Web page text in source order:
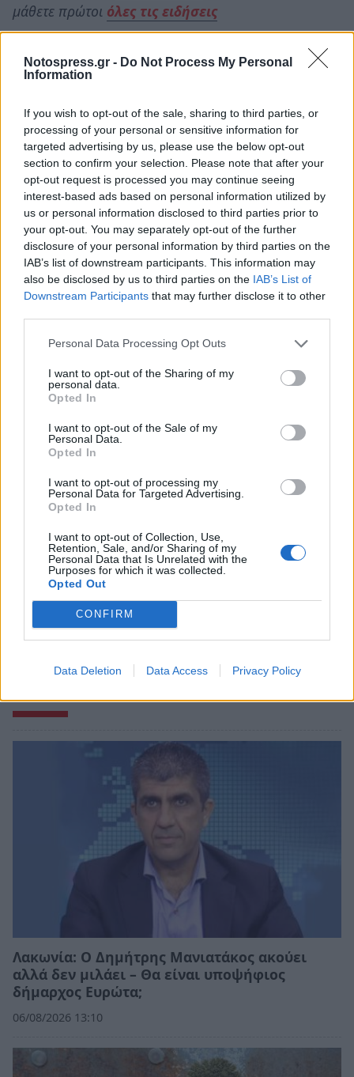
Notospress.gr - Do Not Process My Personal
Information
If you wish to opt-out of the sale, sharing to third parties, or
processing of your personal or sensitive information for
targeted advertising by us, please use the below opt-out
section to confirm your selection. Please note that after your
opt-out request is processed you may continue seeing
interest-based ads based on personal information utilized by
us or personal information disclosed to third parties prior to
your opt-out. You may separately opt-out of the further
disclosure of your personal information by third parties on the
IAB’s list of downstream participants. This information may
also be disclosed by us to third parties on the IAB’s List of
Downstream Participants that may further disclose it to other
Personal Data Processing Opt Outs
I want to opt-out of the Sharing of my
personal data.
Opted In
I want to opt-out of the Sale of my
Personal Data.
Opted In
I want to opt-out of processing my
Personal Data for Targeted Advertising.
Opted In
I want to opt-out of Collection, Use,
Retention, Sale, and/or Sharing of my
Personal Data that Is Unrelated with the
Purposes for which it was collected.
Opted Out
CONFIRM
Data Deletion Data Access Privacy Policy
μάθετε πρώτοι όλες τις ειδήσεις
TAGS: ΘΑΝΑΣΗΣ ΚΑΡΛΑΥΤΗΣ
ΔΗΜΟΣ ΣΠΑΡΤΗΣ
Λακωνία: Ο Δημήτρης Μανιατάκος ακούει
αλλά δεν μιλάει – Θα είναι υποψήφιος
δήμαρχος Ευρώτα;
06/08/2026 13:10